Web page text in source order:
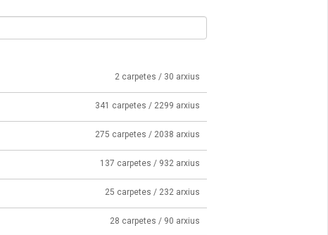
2 carpetes / 30 arxius
341 carpetes / 2299 arxius
275 carpetes / 2038 arxius
137 carpetes / 932 arxius
25 carpetes / 232 arxius
28 carpetes / 90 arxius